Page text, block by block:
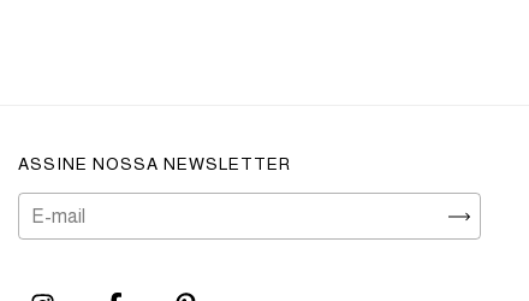
ASSINE NOSSA NEWSLETTER